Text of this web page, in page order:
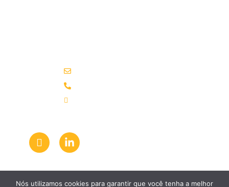
Contatos
Nós utilizamos cookies para garantir que você tenha a melhor